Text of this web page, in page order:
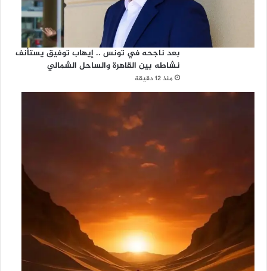
بعد ناجحه في تونس .. إيهاب توفيق يستأنف
نشاطه بين القاهرة والساحل الشمالي
منذ 12 دقيقة